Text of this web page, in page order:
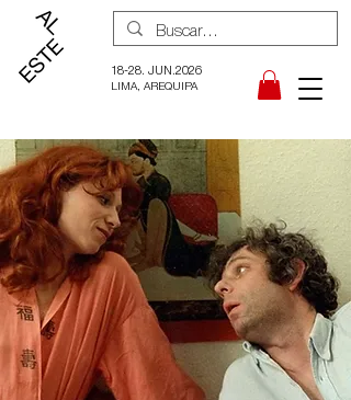
18-28. JUN.2026
LIMA, AREQUIPA